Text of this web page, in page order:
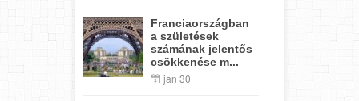
Franciaországban
a születések
számának jelentős
csökkenése m...
jan 30